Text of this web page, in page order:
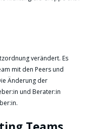
verändert. Es
mit den Peers und
Änderung der
und Berater:in